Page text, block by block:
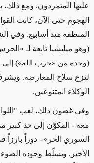
عليها المتمردون. ومع ذلك،
الهجوم حتى الآن، كانت
المنطقة منذ أسابيع. وفي
(وهو ميليشيا تابعة لـ «
(وحدة من «حزب الله») إلى
لنزع سلاح المعارضة.
الوكلاء المتنوعين.
وفي غضون ذلك، لعب
معه - المكوَّن إلى حد كبير
السوري الحر» - دوراً بارزاً
الأخير. ويسلّط وجوده